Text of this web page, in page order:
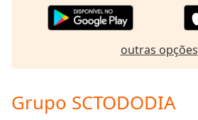
outras opções
Grupo SCTODODIA